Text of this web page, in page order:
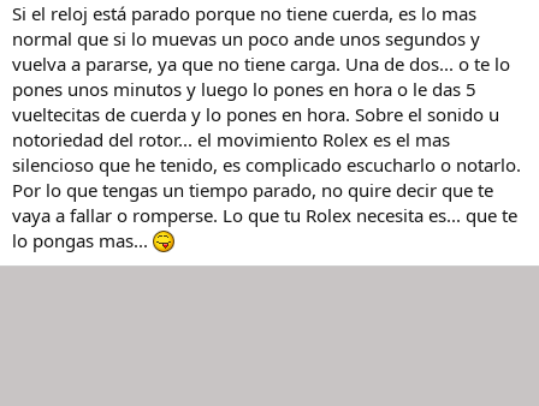
Si el reloj está parado porque no tiene cuerda, es lo mas
normal que si lo muevas un poco ande unos segundos y
vuelva a pararse, ya que no tiene carga. Una de dos... o te lo
pones unos minutos y luego lo pones en hora o le das 5
vueltecitas de cuerda y lo pones en hora. Sobre el sonido u
notoriedad del rotor... el movimiento Rolex es el mas
silencioso que he tenido, es complicado escucharlo o notarlo.
Por lo que tengas un tiempo parado, no quire decir que te
vaya a fallar o romperse. Lo que tu Rolex necesita es... que te
lo pongas mas...